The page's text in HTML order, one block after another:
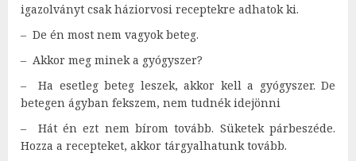
igazolványt csak háziorvosi receptekre adhatok ki.
– De én most nem vagyok beteg.
– Akkor meg minek a gyógyszer?
– Ha esetleg beteg leszek, akkor kell a gyógyszer. De
betegen ágyban fekszem, nem tudnék idejönni
– Hát én ezt nem bírom tovább. Süketek párbeszéde.
Hozza a recepteket, akkor tárgyalhatunk tovább.